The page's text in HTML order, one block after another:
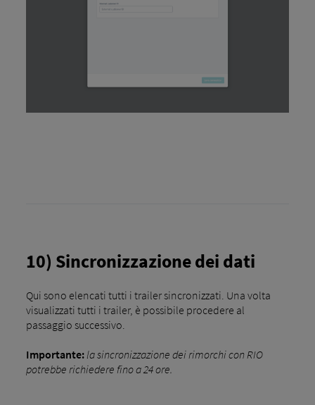
10) Sincronizzazione dei dati
Qui sono elencati tutti i trailer sincronizzati. Una volta
visualizzati tutti i trailer, è possibile procedere al
passaggio successivo.
Importante: la sincronizzazione dei rimorchi con RIO
potrebbe richiedere fino a 24 ore.